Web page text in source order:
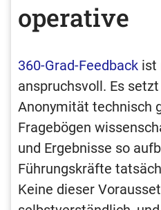
operative
360-Grad-Feedback ist
anspruchsvoll. Es
Anonymität technisch
Fragebögen
und Ergebnisse so
Führungskräfte
Keine dieser